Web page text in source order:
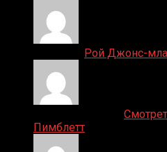
Рой Джонс-
Пимблетт